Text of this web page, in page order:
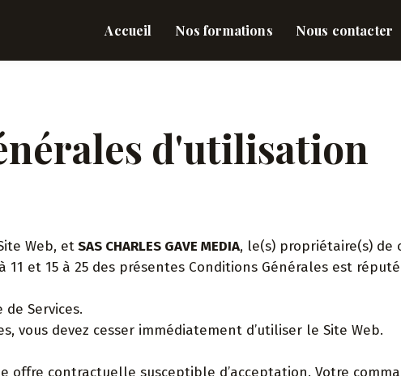
Accueil Nos formations Nous contacter
d'utilisation
Web, etSAS CHARLES GAVE MEDIA, le(s) propriétaire(s) de
et 15 à 25 des présentes Conditions Générales est
Services.
vous devez cesser immédiatement d’utiliser le Site Web.
offre contractuelle susceptible d’acceptation. Votre